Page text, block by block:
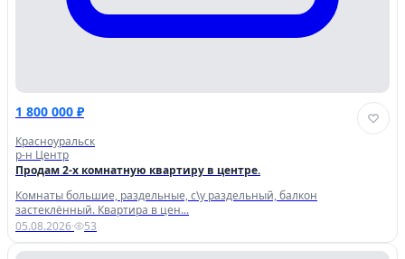
1 800 000 ₽
Красноуральск
р-н Центр
Продам 2-х комнатную квартиру в центре.
Комнаты большие, раздельные, с\у раздельный, балкон
застеклённый. Квартира в цен...
05.08.2026· 53